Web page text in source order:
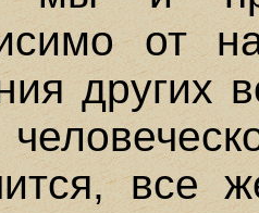
от
других
все